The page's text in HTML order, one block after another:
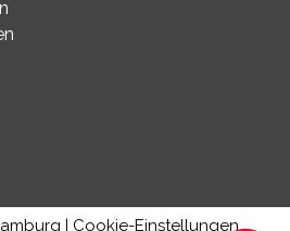
| Cookie-Einstellungen